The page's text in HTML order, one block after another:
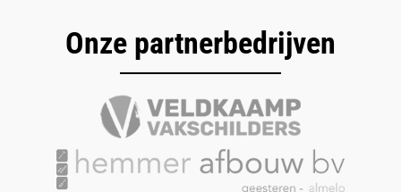
Onze partnerbedrijven